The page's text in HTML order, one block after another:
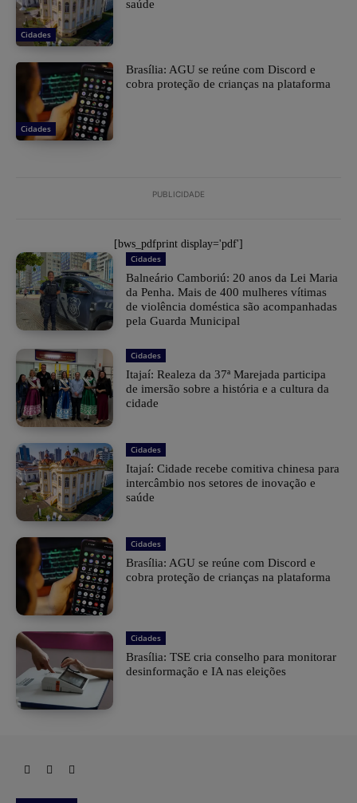
Cidades
saúde
Cidades
Brasília: AGU se reúne com Discord e
cobra proteção de crianças na plataforma
PUBLICIDADE
[bws_pdfprint display='pdf']
Cidades
Balneário Camboriú: 20 anos da Lei Maria
da Penha. Mais de 400 mulheres vítimas
de violência doméstica são acompanhadas
pela Guarda Municipal
Cidades
Itajaí: Realeza da 37ª Marejada participa
de imersão sobre a história e a cultura da
cidade
Cidades
Itajaí: Cidade recebe comitiva chinesa para
intercâmbio nos setores de inovação e
saúde
Cidades
Brasília: AGU se reúne com Discord e
cobra proteção de crianças na plataforma
Cidades
Brasília: TSE cria conselho para monitorar
desinformação e IA nas eleições